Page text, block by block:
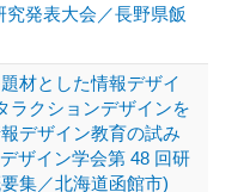
究発表大会／長野県飯
材とした情報デザイ
ラクションデザインを
デザイン教育の試み
デザイン学会第 48 回研
集／北海道函館市)